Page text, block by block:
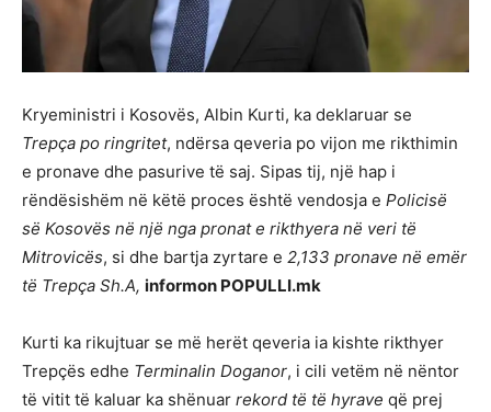
Kryeministri i Kosovës, Albin Kurti, ka deklaruar se
Trepça po ringritet, ndërsa qeveria po vijon me rikthimin
e pronave dhe pasurive të saj. Sipas tij, një hap i
rëndësishëm në këtë proces është vendosja e Policisë
së Kosovës në një nga pronat e rikthyera në veri të
Mitrovicës, si dhe bartja zyrtare e 2,133 pronave në emër
të Trepça Sh.A, informon POPULLI.mk
Kurti ka rikujtuar se më herët qeveria ia kishte rikthyer
Trepçës edhe Terminalin Doganor, i cili vetëm në nëntor
të vitit të kaluar ka shënuar rekord të të hyrave që prej